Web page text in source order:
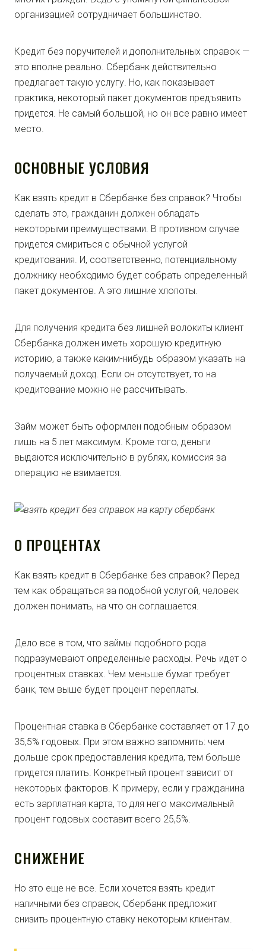
организацией сотрудничает большинство.
Кредит без поручителей и дополнительных справок —
это вполне реально. Сбербанк действительно
предлагает такую услугу. Но, как показывает
практика, некоторый пакет документов предъявить
придется. Не самый большой, но он все равно имеет
место.
ОСНОВНЫЕ УСЛОВИЯ
Как взять кредит в Сбербанке без справок? Чтобы
сделать это, гражданин должен обладать
некоторыми преимуществами. В противном случае
придется смириться с обычной услугой
кредитования. И, соответственно, потенциальному
должнику необходимо будет собрать определенный
пакет документов. А это лишние хлопоты.
Для получения кредита без лишней волокиты клиент
Сбербанка должен иметь хорошую кредитную
историю, а также каким-нибудь образом указать на
получаемый доход. Если он отсутствует, то на
кредитование можно не рассчитывать.
Займ может быть оформлен подобным образом
лишь на 5 лет максимум. Кроме того, деньги
выдаются исключительно в рублях, комиссия за
операцию не взимается.
О ПРОЦЕНТАХ
Как взять кредит в Сбербанке без справок? Перед
тем как обращаться за подобной услугой, человек
должен понимать, на что он соглашается.
Дело все в том, что займы подобного рода
подразумевают определенные расходы. Речь идет о
процентных ставках. Чем меньше бумаг требует
банк, тем выше будет процент переплаты.
Процентная ставка в Сбербанке составляет от 17 до
35,5% годовых. При этом важно запомнить: чем
дольше срок предоставления кредита, тем больше
придется платить. Конкретный процент зависит от
некоторых факторов. К примеру, если у гражданина
есть зарплатная карта, то для него максимальный
процент годовых составит всего 25,5%.
СНИЖЕНИЕ
Но это еще не все. Если хочется взять кредит
наличными без справок, Сбербанк предложит
снизить процентную ставку некоторым клиентам.